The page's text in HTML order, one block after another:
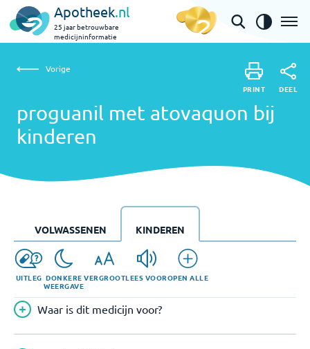
Apotheek.nl
25 jaar betrouwbare
medicijninformatie
proguanil met atovaquon bij kinderen
Vorige
proguanil met atovaquon bij
kinderen
PRINT DEEL
UITLEG DONKERE
WEERGAVE
VERGROOTLEES VOOROPEN ALLE
VOLWASSENEN KINDEREN
Waar is dit medicijn voor?